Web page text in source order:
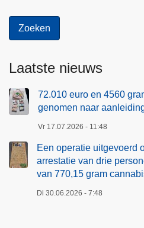
Laatste nieuws
72.010 euro en 4560
genomen naar
Vr 17.07.2026 - 11:48
Een operatie uitgevoerd
arrestatie van drie
van 770,15 gram
Di 30.06.2026 - 7:48